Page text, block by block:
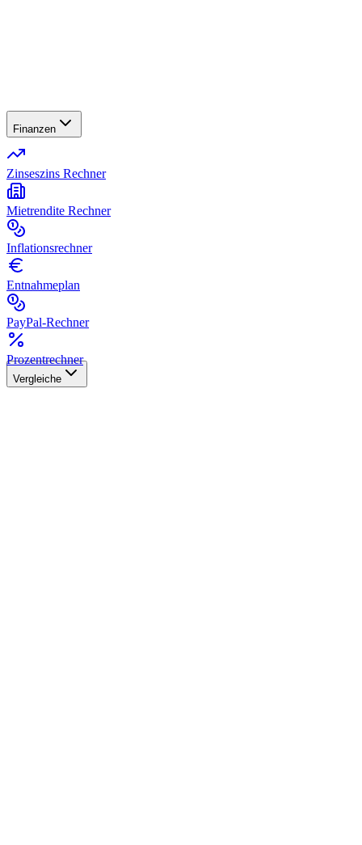
Finanzen
Zinseszins Rechner
Mietrendite Rechner
Inflationsrechner
Entnahmeplan
PayPal-Rechner
Prozentrechner
Vergleiche